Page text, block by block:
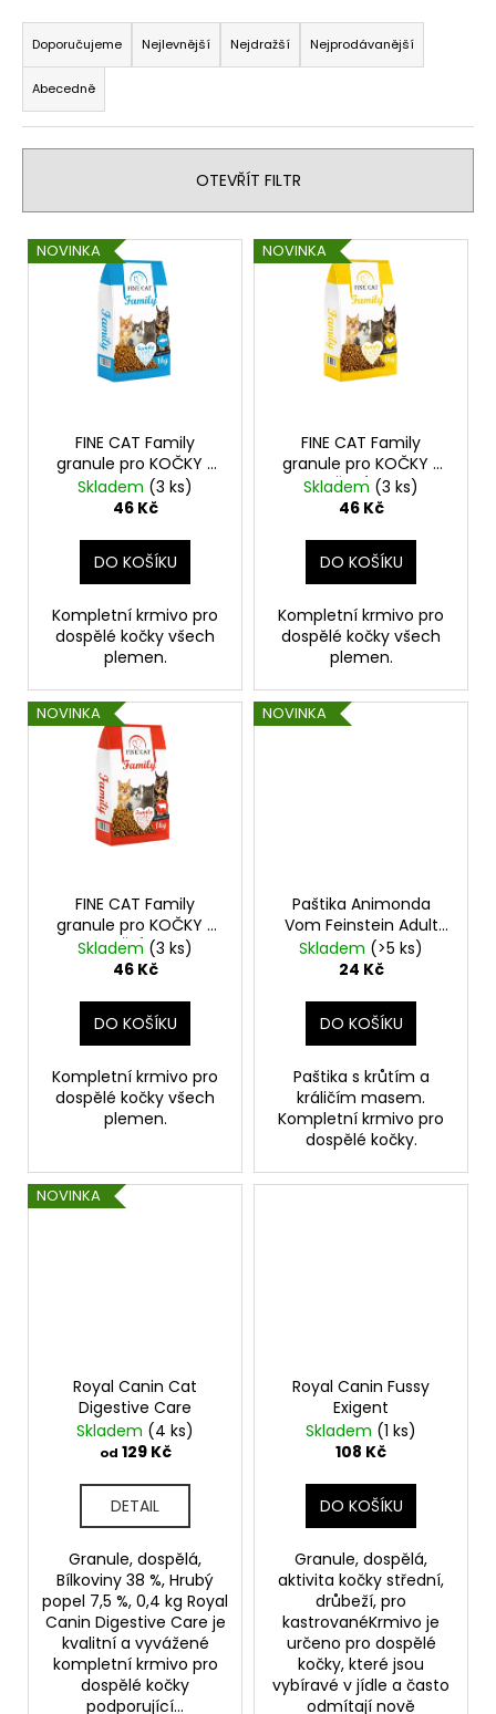
Ř
a
z
e
n
r
o
Doporučujeme Nejlevnější Nejdražší Nejprodávanější
Abecedně
OTEVŘÍT FILTR
V
ý
NOVINKA
FINE CAT Family
granule pro KOČKY s
RYBOU 1kg
Skladem (3 ks)
46 Kč
DO KOŠÍKU
Kompletní krmivo pro
dospělé kočky všech
plemen.
NOVINKA
FINE CAT Family
granule pro KOČKY s
KUŘECÍM 1kg
Skladem (3 ks)
46 Kč
DO KOŠÍKU
Kompletní krmivo pro
dospělé kočky všech
plemen.
NOVINKA
FINE CAT Family
granule pro KOČKY s
HOVĚZÍM 1kg
Skladem (3 ks)
46 Kč
DO KOŠÍKU
Kompletní krmivo pro
dospělé kočky všech
plemen.
NOVINKA
Paštika Animonda
Vom Feinstein Adult
krůta a králík 100g
Skladem (>5 ks)
24 Kč
DO KOŠÍKU
Paštika s krůtím a
králičím masem.
Kompletní krmivo pro
dospělé kočky.
NOVINKA
Royal Canin Cat
Digestive Care
Skladem (4 ks)
od 129 Kč
DETAIL
Granule, dospělá,
Bílkoviny 38 %, Hrubý
popel 7,5 %, 0,4 kg Royal
Canin Digestive Care je
kvalitní a vyvážené
kompletní krmivo pro
dospělé kočky
podporující...
Royal Canin Fussy
Exigent
Skladem (1 ks)
108 Kč
DO KOŠÍKU
Granule, dospělá,
aktivita kočky střední,
drůbeží, pro
kastrovanéKrmivo je
určeno pro dospělé
kočky, které jsou
vybíravé v jídle a často
odmítají nově
D
o
p
o
u
KONĚ